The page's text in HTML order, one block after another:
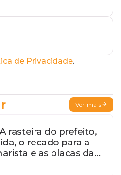
de Privacidade.
Ver mais
rasteira do prefeito,
o recado para a
e as placas da